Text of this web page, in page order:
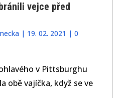
vejce před
| 19. 02. 2021 |0
v Pittsburghu
obě vajíčka, když se ve